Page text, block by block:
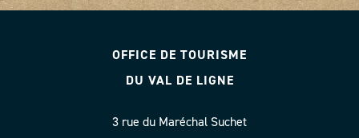
OFFICE DE TOURISME
DU VAL DE LIGNE
3 rue du Maréchal Suchet